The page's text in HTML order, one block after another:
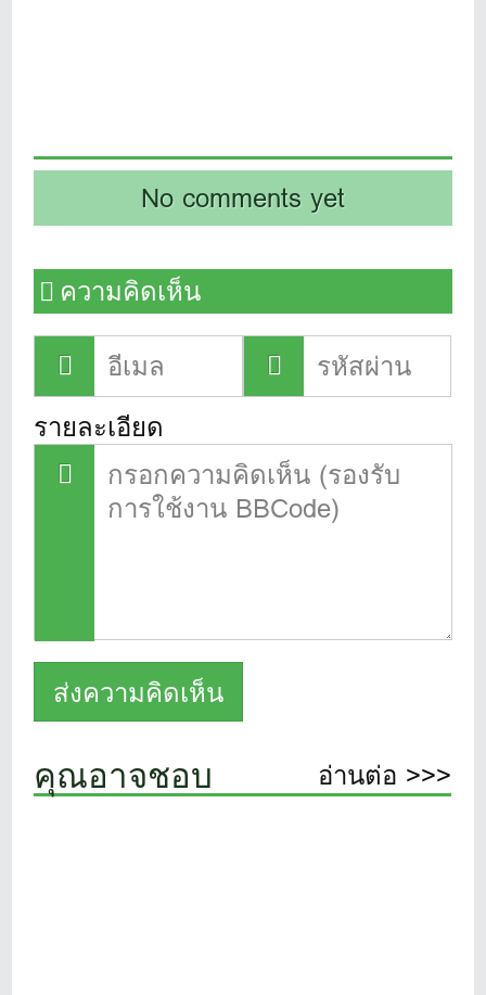
No comments yet
ความคิดเห็น
รายละเอียด
คุณอาจชอบ อ่านต่อ >>>